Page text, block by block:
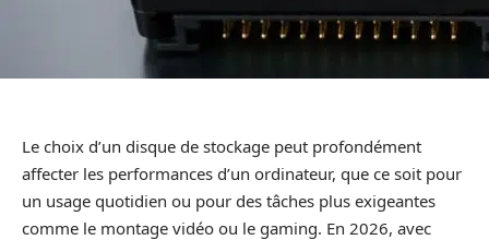
Le choix d’un disque de stockage peut profondément
affecter les performances d’un ordinateur, que ce soit pour
un usage quotidien ou pour des tâches plus exigeantes
comme le montage vidéo ou le gaming. En 2026, avec